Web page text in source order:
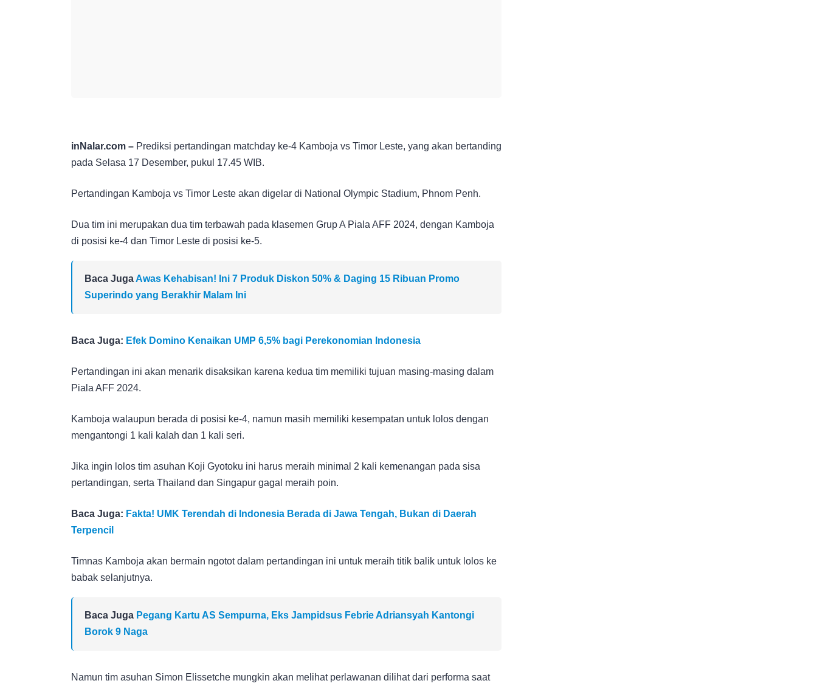
inNalar.com – Prediksi pertandingan matchday ke-4 Kamboja vs Timor Leste, yang akan bertanding
pada Selasa 17 Desember, pukul 17.45 WIB.
Pertandingan Kamboja vs Timor Leste akan digelar di National Olympic Stadium, Phnom Penh.
Dua tim ini merupakan dua tim terbawah pada klasemen Grup A Piala AFF 2024, dengan Kamboja
di posisi ke-4 dan Timor Leste di posisi ke-5.
Baca JugaAwas Kehabisan! Ini 7 Produk Diskon 50% & Daging 15 Ribuan Promo
Superindo yang Berakhir Malam Ini
Baca Juga: Efek Domino Kenaikan UMP 6,5% bagi Perekonomian Indonesia
Pertandingan ini akan menarik disaksikan karena kedua tim memiliki tujuan masing-masing dalam
Piala AFF 2024.
Kamboja walaupun berada di posisi ke-4, namun masih memiliki kesempatan untuk lolos dengan
mengantongi 1 kali kalah dan 1 kali seri.
Jika ingin lolos tim asuhan Koji Gyotoku ini harus meraih minimal 2 kali kemenangan pada sisa
pertandingan, serta Thailand dan Singapur gagal meraih poin.
Baca Juga: Fakta! UMK Terendah di Indonesia Berada di Jawa Tengah, Bukan di Daerah
Terpencil
Timnas Kamboja akan bermain ngotot dalam pertandingan ini untuk meraih titik balik untuk lolos ke
babak selanjutnya.
Baca Juga Pegang Kartu AS Sempurna, Eks Jampidsus Febrie Adriansyah Kantongi
Borok 9 Naga
Namun tim asuhan Simon Elissetche mungkin akan melihat perlawanan dilihat dari performa saat